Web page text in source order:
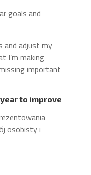
goals and
and adjust my
I’m making
important
to improve
osobisty i